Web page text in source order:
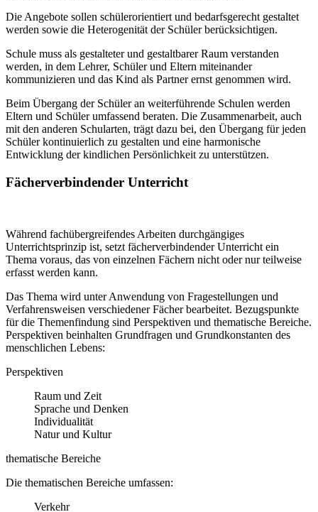
Die Angebote sollen schülerorientiert und bedarfsgerecht gestaltet
werden sowie die Heterogenität der Schüler berücksichtigen.
Schule muss als gestalteter und gestaltbarer Raum verstanden
werden, in dem Lehrer, Schüler und Eltern miteinander
kommunizieren und das Kind als Partner ernst genommen wird.
Beim Übergang der Schüler an weiterführende Schulen werden
Eltern und Schüler umfassend beraten. Die Zusammenarbeit, auch
mit den anderen Schularten, trägt dazu bei, den Übergang für jeden
Schüler kontinuierlich zu gestalten und eine harmonische
Entwicklung der kindlichen Persönlichkeit zu unterstützen.
Fächerverbindender Unterricht
Während fachübergreifendes Arbeiten durchgängiges
Unterrichtsprinzip ist, setzt fächerverbindender Unterricht ein
Thema voraus, das von einzelnen Fächern nicht oder nur teilweise
erfasst werden kann.
Das Thema wird unter Anwendung von Fragestellungen und
Verfahrensweisen verschiedener Fächer bearbeitet. Bezugspunkte
für die Themenfindung sind Perspektiven und thematische Bereiche.
Perspektiven beinhalten Grundfragen und Grundkonstanten des
menschlichen Lebens:
Perspektiven
Raum und Zeit
Sprache und Denken
Individualität
Natur und Kultur
thematische Bereiche
Die thematischen Bereiche umfassen:
Verkehr